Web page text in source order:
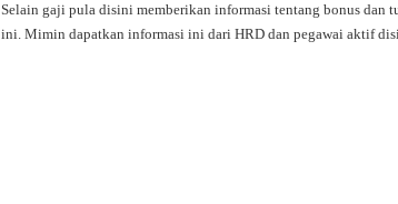
Selain gaji pula disini memberikan informasi tentang bonus dan
ini. Mimin dapatkan informasi ini dari HRD dan pegawai aktif